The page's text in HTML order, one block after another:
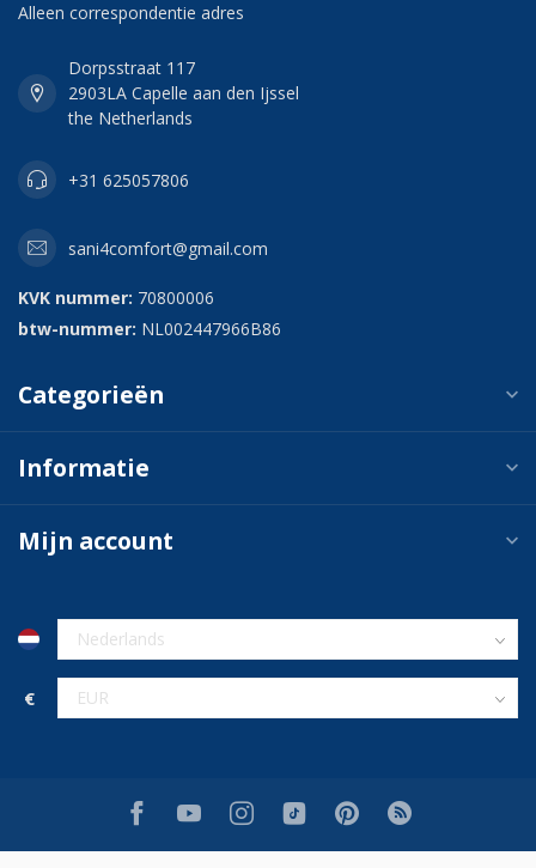
Alleen correspondentie adres
Dorpsstraat 117
2903LA Capelle aan den Ijssel
the Netherlands
+31 625057806
sani4comfort@gmail.com
KVK nummer: 70800006
btw-nummer: NL002447966B86
Categorieën
Informatie
Mijn account
€